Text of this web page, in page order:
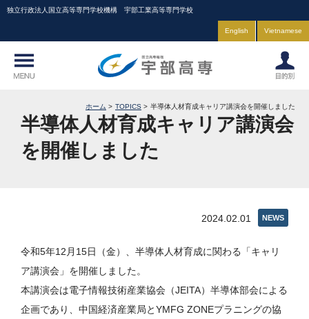
独立行政法人国立高等専門学校機構 宇部工業高等専門学校
English Vietnamese
ホーム TOPICS 半導体人材育成キャリア講演会を開催しました
半導体人材育成キャリア講演会
を開催しました
NEWS
2024.02.01
令和5年12月15日（金）、半導体人材育成に関わる「キャリ
ア講演会」を開催しました。
本講演会は電子情報技術産業協会（JEITA）半導体部会による
企画であり、中国経済産業局とYMFG ZONEプラニングの協